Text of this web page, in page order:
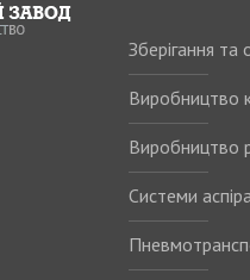
Зберігання
Виробництво
Виробництво
Системи